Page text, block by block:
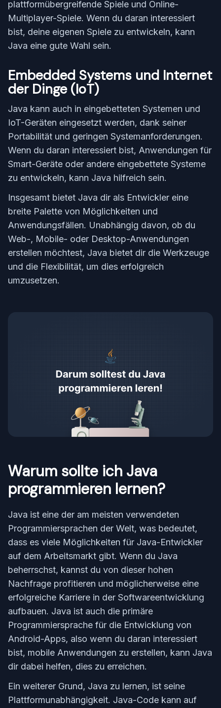
plattformübergreifende Spiele und Online-
Multiplayer-Spiele. Wenn du daran interessiert
bist, deine eigenen Spiele zu entwickeln, kann
Java eine gute Wahl sein.
Embedded Systems und Internet
der Dinge (IoT)
Java kann auch in eingebetteten Systemen und
IoT-Geräten eingesetzt werden, dank seiner
Portabilität und geringen Systemanforderungen.
Wenn du daran interessiert bist, Anwendungen für
Smart-Geräte oder andere eingebettete Systeme
zu entwickeln, kann Java hilfreich sein.
Insgesamt bietet Java dir als Entwickler eine
breite Palette von Möglichkeiten und
Anwendungsfällen. Unabhängig davon, ob du
Web-, Mobile- oder Desktop-Anwendungen
erstellen möchtest, Java bietet dir die Werkzeuge
und die Flexibilität, um dies erfolgreich
umzusetzen.
Warum sollte ich Java
programmieren lernen?
Java ist eine der am meisten verwendeten
Programmiersprachen der Welt, was bedeutet,
dass es viele Möglichkeiten für Java-Entwickler
auf dem Arbeitsmarkt gibt. Wenn du Java
beherrschst, kannst du von dieser hohen
Nachfrage profitieren und möglicherweise eine
erfolgreiche Karriere in der Softwareentwicklung
aufbauen. Java ist auch die primäre
Programmiersprache für die Entwicklung von
Android-Apps, also wenn du daran interessiert
bist, mobile Anwendungen zu erstellen, kann Java
dir dabei helfen, dies zu erreichen.
Ein weiterer Grund, Java zu lernen, ist seine
Plattformunabhängigkeit. Java-Code kann auf